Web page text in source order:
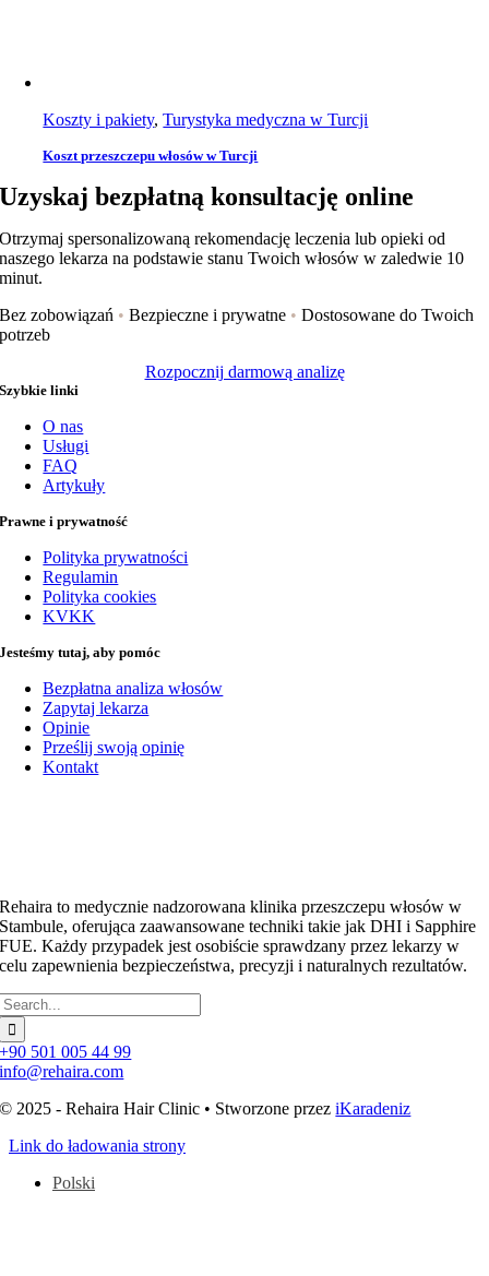
Koszty i pakiety,Turystyka medyczna w Turcji
Koszt przeszczepu włosów w Turcji
Uzyskaj bezpłatną konsultację online
Otrzymaj spersonalizowaną rekomendację leczenia lub opieki od
naszego lekarza na podstawie stanu Twoich włosów w zaledwie 10
minut.
Bez zobowiązań • Bezpieczne i prywatne • Dostosowane do Twoich
potrzeb
Rozpocznij darmową analizę
Szybkie linki
O nas
Usługi
FAQ
Artykuły
Prawne i prywatność
Polityka prywatności
Regulamin
Polityka cookies
KVKK
Jesteśmy tutaj, aby pomóc
Bezpłatna analiza włosów
Zapytaj lekarza
Opinie
Prześlij swoją opinię
Kontakt
Rehaira to medycznie nadzorowana klinika przeszczepu włosów w
Stambule, oferująca zaawansowane techniki takie jak DHI i Sapphire
FUE. Każdy przypadek jest osobiście sprawdzany przez lekarzy w
celu zapewnienia bezpieczeństwa, precyzji i naturalnych rezultatów.
+90 501 005 44 99
info@rehaira.com
© 2025 - Rehaira Hair Clinic • Stworzone przeziKaradeniz
Link do ładowania strony
Polski